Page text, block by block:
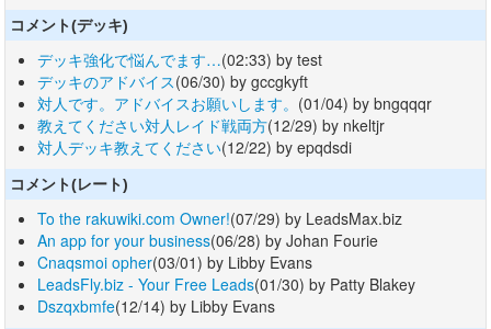
コメント(デッキ)
デッキ強化で悩んでます…(02:33) by test
デッキのアドバイス(06/30) by gccgkyft
対人です。アドバイスお願いします。 (01/04) by bngqqqr
教えてください対人レイド戦両方(12/29) by nkeltjr
対人デッキ教えてください(12/22) by epqdsdi
コメント(レート)
To the rakuwiki.com Owner!(07/29) by LeadsMax.biz
An app for your business(06/28) by Johan Fourie
Cnaqsmoi opher(03/01) by Libby Evans
LeadsFly.biz - Your Free Leads(01/30) by Patty Blakey
Dszqxbmfe(12/14) by Libby Evans